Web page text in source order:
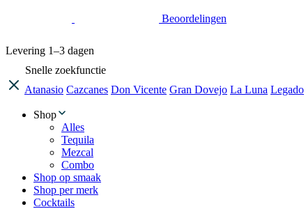
Beoordelingen
Levering 1–3 dagen
Snelle zoekfunctie
Atanasio Cazcanes Don Vicente Gran Dovejo La Luna Legado
Shop
Alles
Tequila
Mezcal
Combo
Shop op smaak
Shop per merk
Cocktails